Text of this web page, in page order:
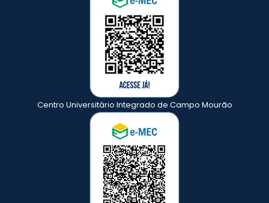
Centro Universitário Integrado de Campo Mourão